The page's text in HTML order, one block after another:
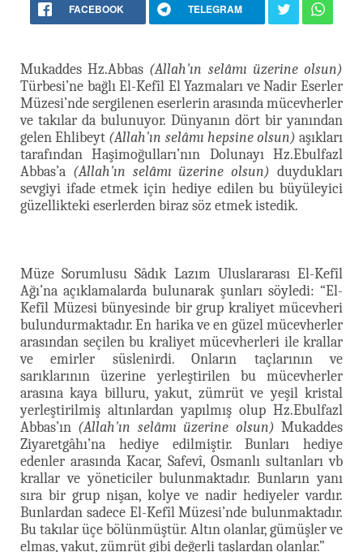
FACEBOOK TELEGRAM
Mukaddes Hz.Abbas (Allah'ın selâmı üzerine olsun)
Türbesi’ne bağlı El-Kefîl El Yazmaları ve Nadir Eserler
Müzesi’nde sergilenen eserlerin arasında mücevherler
ve takılar da bulunuyor. Dünyanın dört bir yanından
gelen Ehlibeyt (Allah'ın selâmı hepsine olsun) aşıkları
tarafından Haşimoğulları’nın Dolunayı Hz.Ebulfazl
Abbas’a (Allah'ın selâmı üzerine olsun) duydukları
sevgiyi ifade etmek için hediye edilen bu büyüleyici
güzellikteki eserlerden biraz söz etmek istedik.
Müze Sorumlusu Sâdık Lazım Uluslararası El-Kefîl
Ağı’na açıklamalarda bulunarak şunları söyledi: “El-
Kefîl Müzesi bünyesinde bir grup kraliyet mücevheri
bulundurmaktadır. En harika ve en güzel mücevherler
arasından seçilen bu kraliyet mücevherleri ile krallar
ve emirler süslenirdi. Onların taçlarının ve
sarıklarının üzerine yerleştirilen bu mücevherler
arasına kaya billuru, yakut, zümrüt ve yeşil kristal
yerleştirilmiş altınlardan yapılmış olup Hz.Ebulfazl
Abbas’ın (Allah'ın selâmı üzerine olsun) Mukaddes
Ziyaretgâhı’na hediye edilmiştir. Bunları hediye
edenler arasında Kacar, Safevî, Osmanlı sultanları vb
krallar ve yöneticiler bulunmaktadır. Bunların yanı
sıra bir grup nişan, kolye ve nadir hediyeler vardır.
Bunlardan sadece El-Kefîl Müzesi’nde bulunmaktadır.
Bu takılar üçe bölünmüştür. Altın olanlar, gümüşler ve
elmas, yakut, zümrüt gibi değerli taşlardan olanlar.”